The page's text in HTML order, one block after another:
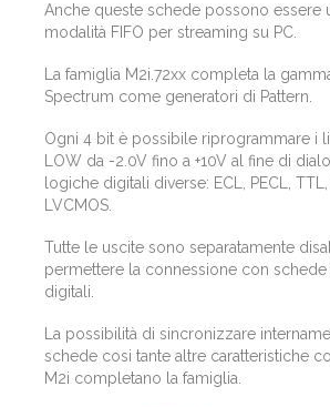
Anche queste schede possono essere
modalità FIFO per streaming su PC.
La famiglia M2i.72xx completa la
Spectrum come generatori di Pattern.
Ogni 4 bit è possibile riprogrammare i
LOW da -2.0V fino a +10V al fine di
logiche digitali diverse: ECL, PECL,
LVCMOS.
Tutte le uscite sono separatamente
permettere la connessione con
digitali.
La possibilità di sincronizzare
schede cosi tante altre caratteristiche
M2i completano la famiglia.